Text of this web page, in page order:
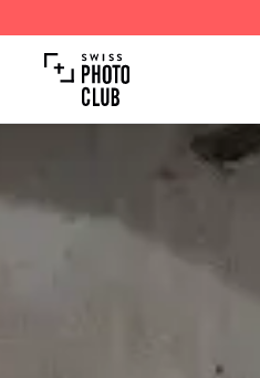
SPC Photo Awards